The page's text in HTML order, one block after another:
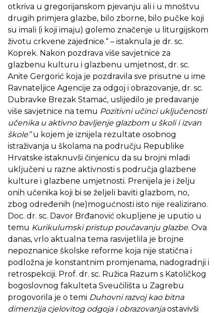
otkriva u gregorijanskom pjevanju ali i u mnoštvu
drugih primjera glazbe, bilo zborne, bilo pučke koji
su imali (i koji imaju) golemo značenje u liturgijskom
životu crkvene zajednice.“ – istaknula je dr. sc.
Koprek. Nakon pozdrava više savjetnice za
glazbenu kulturu i glazbenu umjetnost, dr. sc.
Anite Gergorić koja je pozdravila sve prisutne u ime
Ravnateljice Agencije za odgoj i obrazovanje, dr. sc.
Dubravke Brezak Stamać, uslijedilo je predavanje
više savjetnice na temu Pozitivni učinci uključenosti
učenika u aktivno bavljenje glazbom u školi i izvan
škole’’u kojem je iznijela rezultate osobnog
istraživanja u školama na području Republike
Hrvatske istaknuvši činjenicu da su brojni mladi
uključeni u razne aktivnosti s područja glazbene
kulture i glazbene umjetnosti. Prenijela je i želju
onih učenika koji bi se željeli baviti glazbom, no,
zbog određenih (ne)mogućnosti isto nije realizirano.
Doc. dr. sc. Davor Brđanović okupljene je uputio u
temu Kurikulumski pristup poučavanju glazbe. Ova
danas, vrlo aktualna tema rasvijetlila je brojne
nepoznanice školske reforme koja nije statična i
podložna je konstantnim promjenama, nadogradnji i
retrospekciji. Prof. dr. sc. Ružica Razum s Katoličkog
bogoslovnog fakulteta Sveučilišta u Zagrebu
progovorila je o temi Duhovni razvoj kao bitna
dimenzija cjelovitog odgoja i obrazovanjaostavivši